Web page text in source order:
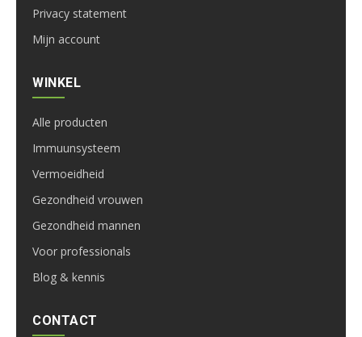
Privacy statement
Mijn account
WINKEL
Alle producten
Immuunsysteem
Vermoeidheid
Gezondheid vrouwen
Gezondheid mannen
Voor professionals
Blog & kennis
CONTACT